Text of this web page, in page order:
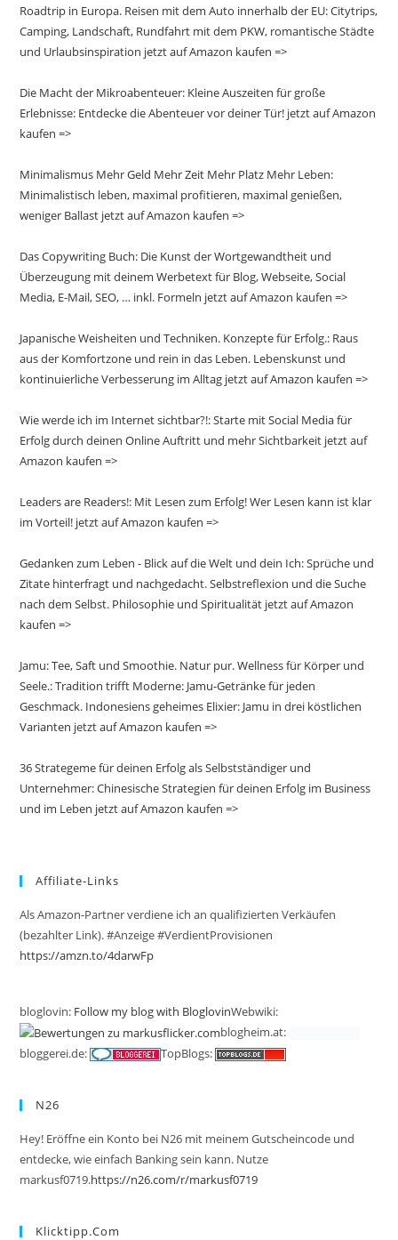
Roadtrip in Europa. Reisen mit dem Auto innerhalb der EU: Citytrips,
Camping, Landschaft, Rundfahrt mit dem PKW, romantische Städte
und Urlaubsinspiration jetzt auf Amazon kaufen =>
Die Macht der Mikroabenteuer: Kleine Auszeiten für große
Erlebnisse: Entdecke die Abenteuer vor deiner Tür! jetzt auf Amazon
kaufen =>
Minimalismus Mehr Geld Mehr Zeit Mehr Platz Mehr Leben:
Minimalistisch leben, maximal profitieren, maximal genießen,
weniger Ballast jetzt auf Amazon kaufen =>
Das Copywriting Buch: Die Kunst der Wortgewandtheit und
Überzeugung mit deinem Werbetext für Blog, Webseite, Social
Media, E-Mail, SEO, … inkl. Formeln jetzt auf Amazon kaufen =>
Japanische Weisheiten und Techniken. Konzepte für Erfolg.: Raus
aus der Komfortzone und rein in das Leben. Lebenskunst und
kontinuierliche Verbesserung im Alltag jetzt auf Amazon kaufen =>
Wie werde ich im Internet sichtbar?!: Starte mit Social Media für
Erfolg durch deinen Online Auftritt und mehr Sichtbarkeit jetzt auf
Amazon kaufen =>
Leaders are Readers!: Mit Lesen zum Erfolg! Wer Lesen kann ist klar
im Vorteil! jetzt auf Amazon kaufen =>
Gedanken zum Leben - Blick auf die Welt und dein Ich: Sprüche und
Zitate hinterfragt und nachgedacht. Selbstreflexion und die Suche
nach dem Selbst. Philosophie und Spiritualität jetzt auf Amazon
kaufen =>
Jamu: Tee, Saft und Smoothie. Natur pur. Wellness für Körper und
Seele.: Tradition trifft Moderne: Jamu-Getränke für jeden
Geschmack. Indonesiens geheimes Elixier: Jamu in drei köstlichen
Varianten jetzt auf Amazon kaufen =>
36 Strategeme für deinen Erfolg als Selbstständiger und
Unternehmer: Chinesische Strategien für deinen Erfolg im Business
und im Leben jetzt auf Amazon kaufen =>
Affiliate-Links
Als Amazon-Partner verdiene ich an qualifizierten Verkäufen
(bezahlter Link). #Anzeige #VerdientProvisionen
https://amzn.to/4darwFp
bloglovin: Follow my blog with BloglovinWebwiki:
blogheim.at:
bloggerei.de:
TopBlogs:
N26
Hey! Eröffne ein Konto bei N26 mit meinem Gutscheincode und
entdecke, wie einfach Banking sein kann. Nutze
markusf0719.https://n26.com/r/markusf0719
Klicktipp.com